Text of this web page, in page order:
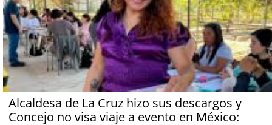
Alcaldesa de La Cruz hizo sus descargos y
Concejo no visa viaje a evento en México: